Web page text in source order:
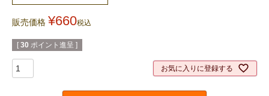
販売価格 ¥660税込
[ 30 ポイント進呈 ]
お気に入りに登録する